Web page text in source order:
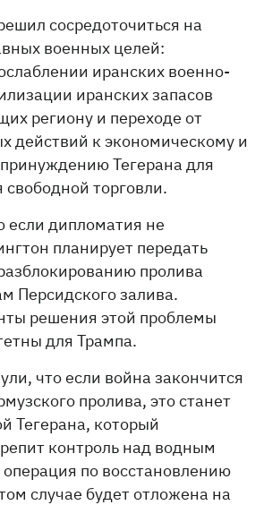
сосредоточиться на
военных целей:
иранских военно-
иранских запасов
региону и переходе от
действий к экономическому и
Тегерана для
свободной торговли.
если дипломатия не
планирует передать
пролива
Персидского залива.
решения этой проблемы
для Трампа.
что если война закончится
пролива, это станет
Тегерана, который
контроль над водным
по восстановлению
случае будет отложена на